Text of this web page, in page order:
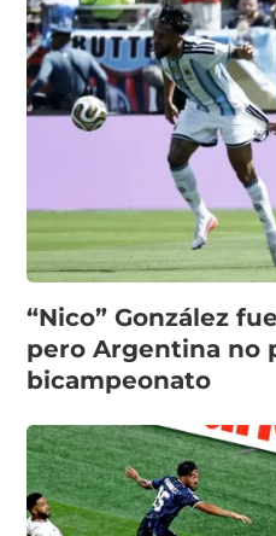
“Nico” González
pero Argentina no
bicampeonato